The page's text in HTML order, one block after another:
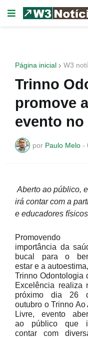
Página inicial W3
Trinno
promove
evento no
por Paulo Melo -
Aberto ao público,
irá contar com a
e educadores
Promovendo
importância da
bucal para o
estar e a
Trinno Odontologia
Excelência realiza
próximo dia 26
outubro o Trinno Ao
Livre, evento
ao público que
contar com